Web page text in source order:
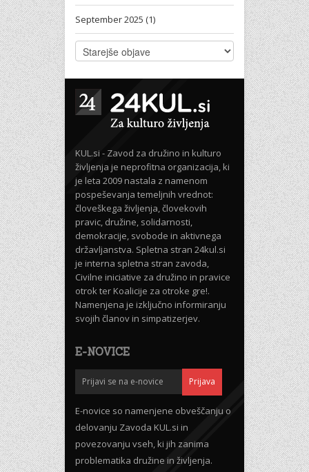
September 2025 (1)
KUL.si - Zavod za družino in kulturo
življenja je neprofitna organizacija, ki
je leta 2009 nastala z namenom
pospeševanja temeljnih vrednot:
človeškega življenja, človekovih
pravic, družine, solidarnosti,
demokracije, svobode in aktivnega
državljanstva. Spletna stran 24kul.si
je interna spletna stran zavoda,
Civilne iniciative za družino in pravice
otrok ter Koalicije za otroke gre!.
Namenjena je izključno informiranju
svojih članov in simpatizerjev.
E-NOVICE
E-novice so namenjene obveščanju o
delovanju Zavoda KUL.si in
povezovanju vseh, ki jih zanima
problematika družine in življenja.